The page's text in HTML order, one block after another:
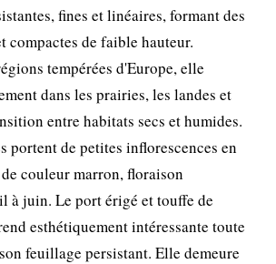
fines et linéaires, formant des
compactes de faible hauteur.
tempérées d'Europe, elle
dans les prairies, les landes et
entre habitats secs et humides.
portent de petites inflorescences en
de couleur marron, floraison
à juin. Le port érigé et touffe de
esthétiquement intéressante toute
feuillage persistant. Elle demeure